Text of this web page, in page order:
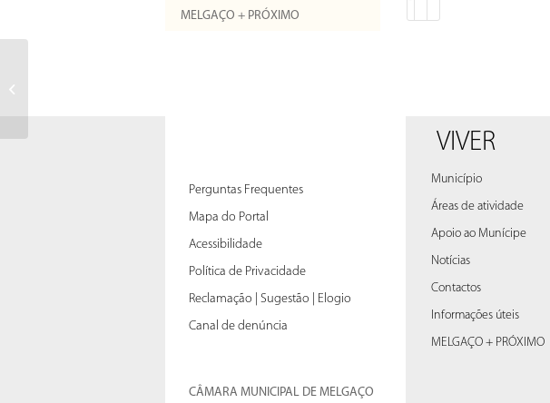
MELGAÇO + PRÓXIMO
Perguntas Frequentes
Mapa do Portal
Acessibilidade
Política de Privacidade
Reclamação | Sugestão | Elogio
Canal de denúncia
CÂMARA MUNICIPAL DE MELGAÇO
VIVER
Município
Áreas de atividade
Apoio ao Munícipe
Notícias
Contactos
Informações úteis
MELGAÇO + PRÓXIMO